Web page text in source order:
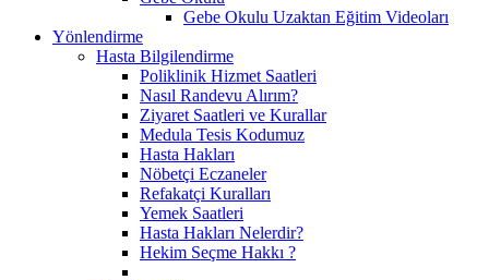
Gebe Okulu Uzaktan Eğitim Videoları
Yönlendirme
Hasta Bilgilendirme
Poliklinik Hizmet Saatleri
Nasıl Randevu Alırım?
Ziyaret Saatleri ve Kurallar
Medula Tesis Kodumuz
Hasta Hakları
Nöbetçi Eczaneler
Refakatçi Kuralları
Yemek Saatleri
Hasta Hakları Nelerdir?
Hekim Seçme Hakkı ?